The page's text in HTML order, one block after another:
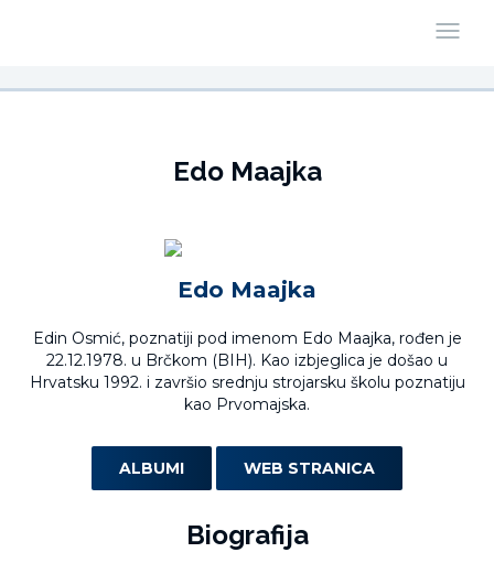
Edo Maajka
Edo Maajka
Edin Osmić, poznatiji pod imenom Edo Maajka, rođen je
22.12.1978. u Brčkom (BIH). Kao izbjeglica je došao u
Hrvatsku 1992. i završio srednju strojarsku školu poznatiju
kao Prvomajska.
ALBUMI WEB STRANICA
Biografija